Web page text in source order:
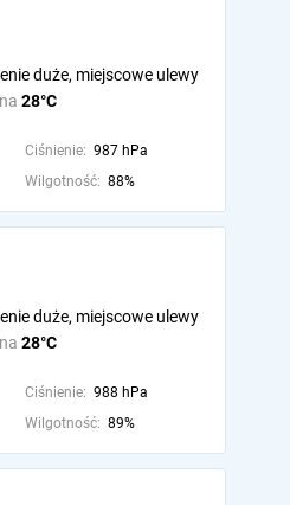
28°C
duże, miejscowe ulewy
Ciśnienie: 987 hPa
Wilgotność: 88%
28°C
duże, miejscowe ulewy
Ciśnienie: 988 hPa
Wilgotność: 89%